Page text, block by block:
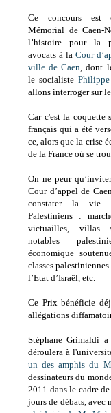
Ce concours est
Mémorial de Caen-
l’histoire pour la
avocats à la Cour
ville de Caen , dont
le socialiste
allons interroger sur
Car c'est la coquette
français qui a été
ce, alors que la crise
de la France où se
On ne peur
Cour d’appel de
constater la vie
Palestiniens :
victuailles, villas
notables
économique
classes
l’Etat d’Israël, etc.
Ce Prix bénéficie
allégations
Stéphane Grimaldi
déroulera à
un des amphis du
dessinateurs du
2011 dans le cadre
jours de débats, avec